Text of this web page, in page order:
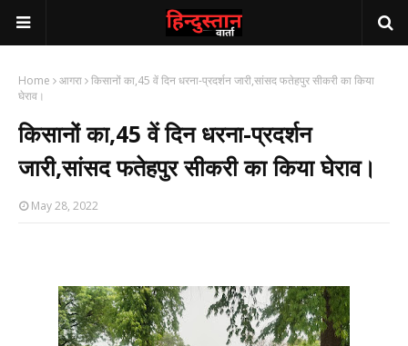
Home आगरा किसानों का,45 वें दिन धरना-प्रदर्शन जारी,सांसद फतेहपुर सीकरी का किया
घेराव।
किसानों का,45 वें दिन धरना-प्रदर्शन
जारी,सांसद फतेहपुर सीकरी का किया घेराव।
May 28, 2022